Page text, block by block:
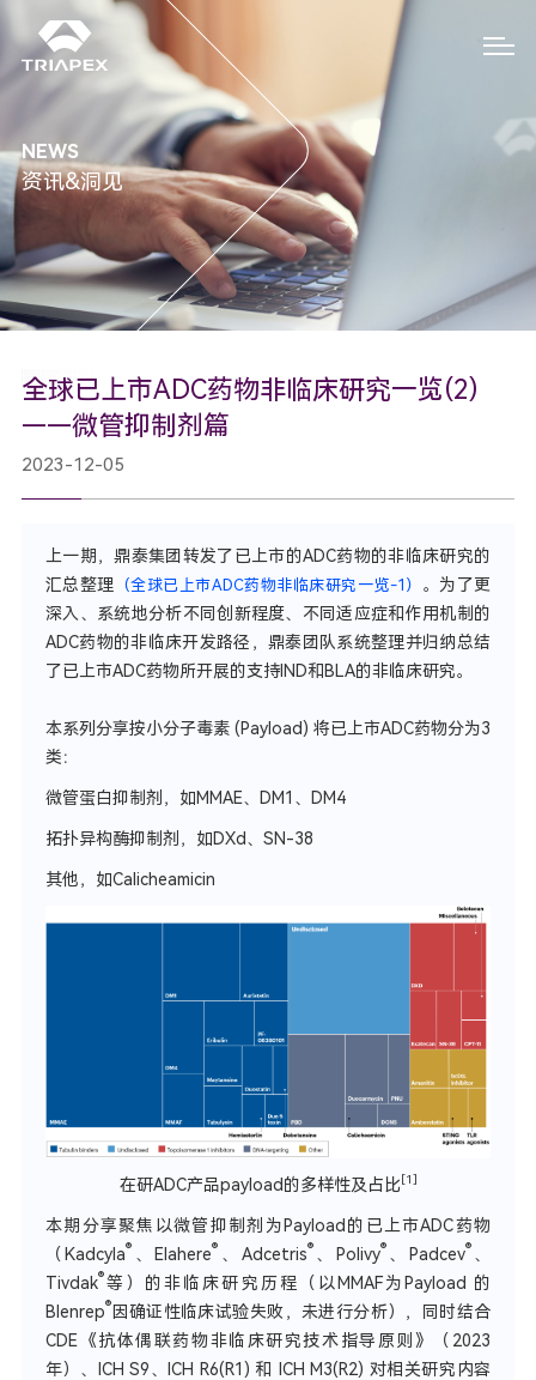
NEWS
资讯&洞见
全球已上市ADC药物非临床研究一览(2)
——微管抑制剂篇
2023-12-05
上一期，鼎泰集团转发了已上市的ADC药物的非临床研究的
汇总整理 （全球已上市ADC药物非临床研究一览-1） 。为了更
深入、系统地分析不同创新程度、不同适应症和作用机制的
ADC药物的非临床开发路径，鼎泰团队系统整理并归纳总结
了已上市ADC药物所开展的支持IND和BLA的非临床研究。
本系列分享按小分子毒素 (Payload) 将已上市ADC药物分为3
类：
微管蛋白抑制剂，如MMAE、DM1、DM4
拓扑异构酶抑制剂，如DXd、SN-38
其他，如Calicheamicin
在研ADC产品payload的多样性及占比 [1]
本期分享聚焦以微管抑制剂为Payload的已上市ADC药物
（Kadcyla® 、Elahere® 、Adcetris®、Polivy®、Padcev®、
Tivdak®等）的非临床研究历程（以MMAF为Payload 的
Blenrep®因确证性临床试验失败，未进行分析），同时结合
CDE《抗体偶联药物非临床研究技术指导原则》（2023
年）、ICH S9、ICH R6(R1) 和 ICH M3(R2) 对相关研究内容